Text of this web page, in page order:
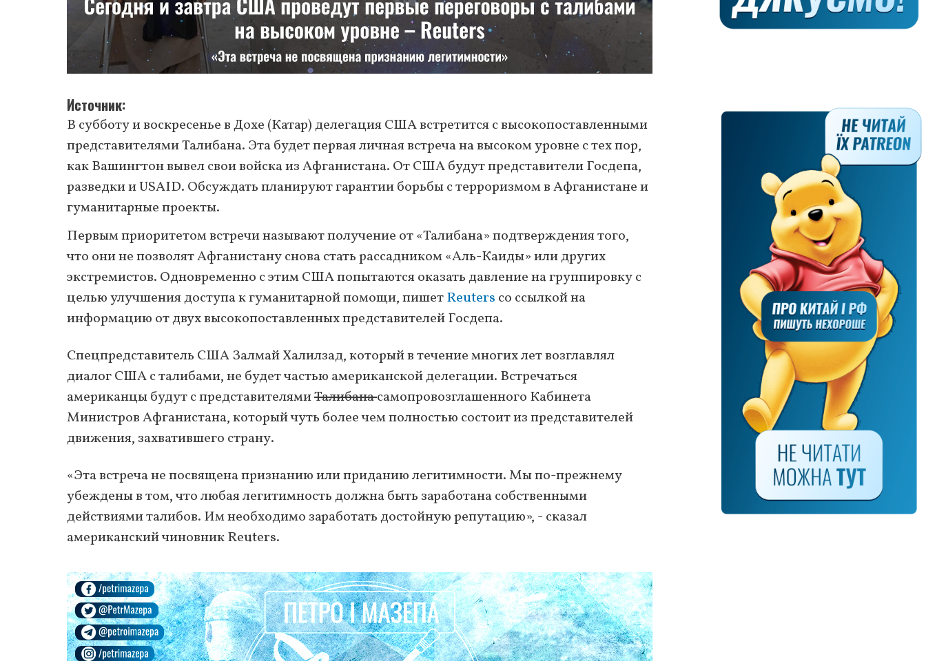
Источник
В субботу и воскресенье в Дохе (Катар) делегация США встретится с высокопоставленными
представителями Талибана. Эта будет первая личная встреча на высоком уровне с тех пор,
как Вашингтон вывел свои войска из Афганистана. От США будут представители Госдепа,
разведки и USAID. Обсуждать планируют гарантии борьбы с терроризмом в Афганистане и
гуманитарные проекты.
Первым приоритетом встречи называют получение от «Талибана» подтверждения того,
что они не позволят Афганистану снова стать рассадником «Аль-Каиды» или других
экстремистов. Одновременно с этим США попытаются оказать давление на группировку с
целью улучшения доступа к гуманитарной помощи, пишетReuters со ссылкой на
информацию от двух высокопоставленных представителей Госдепа.
Спецпредставитель США Залмай Халилзад, который в течение многих лет возглавлял
диалог США с талибами, не будет частью американской делегации. Встречаться
американцы будут с представителямиТалибанасамопровозглашенного Кабинета
Министров Афганистана, который чуть более чем полностью состоит из представителей
движения, захватившего страну.
«Эта встреча не посвящена признанию или приданию легитимности. Мы по-прежнему
убеждены в том, что любая легитимность должна быть заработана собственными
действиями талибов. Им необходимо заработать достойную репутацию», - сказал
американский чиновник Reuters.